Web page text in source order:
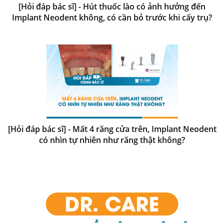
[Hỏi đáp bác sĩ] - Hút thuốc lào có ảnh hưởng đến
Implant Neodent không, có cần bỏ trước khi cấy trụ?
[Hỏi đáp bác sĩ] - Mất 4 răng cửa trên, Implant Neodent
có nhìn tự nhiên như răng thật không?